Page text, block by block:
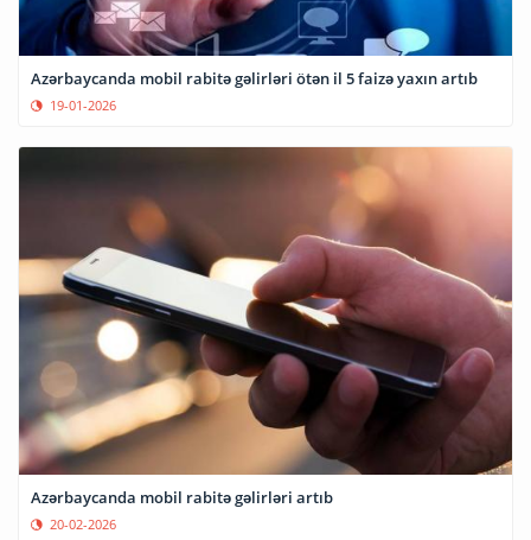
Azərbaycanda mobil rabitə gəlirləri ötən il 5 faizə yaxın artıb
19-01-2026
Azərbaycanda mobil rabitə gəlirləri artıb
20-02-2026